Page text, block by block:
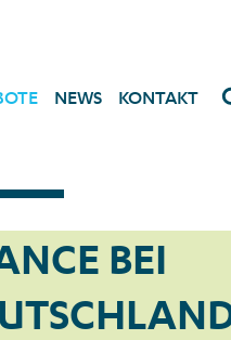
NEWS KONTAKT
BEI